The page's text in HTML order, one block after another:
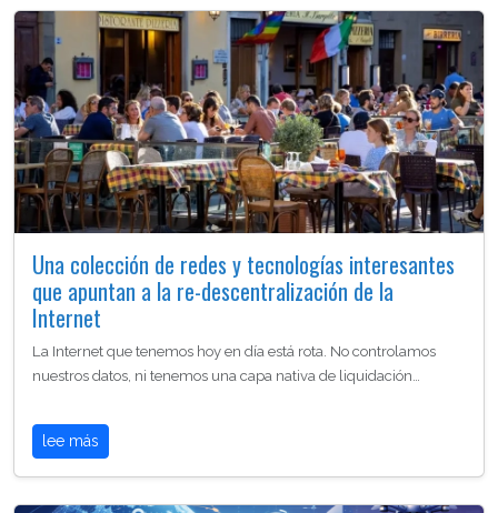
Una colección de redes y tecnologías interesantes
que apuntan a la re-descentralización de la
Internet
La Internet que tenemos hoy en día está rota. No controlamos
nuestros datos, ni tenemos una capa nativa de liquidación…
lee más